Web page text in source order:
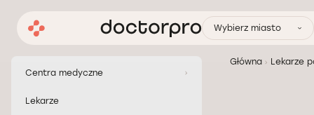
Wybierz miasto
Centra medyczne
Lekarze
Główna Lekarze